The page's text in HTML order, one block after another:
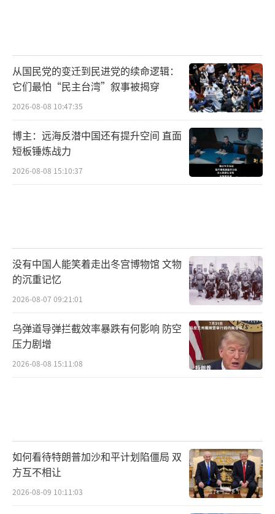
从国民党的变迁到民进党的续命逻辑：
它们最怕“民主台湾”叙事被揭穿
2026-08-08 10:47:35
博主：远海反潜中国还有提升空间 直面
短板锤炼战力
2026-08-08 15:10:37
没有中国人能笑着走出冬宫博物馆 文物
的沉重记忆
2026-08-07 09:21:01
乌弹道导弹拦截效率暴跌有何影响 防空
压力剧增
2026-08-08 15:11:08
如何看待特朗普加沙和平计划陷僵局 双
方互不相让
2026-08-09 10:11:03